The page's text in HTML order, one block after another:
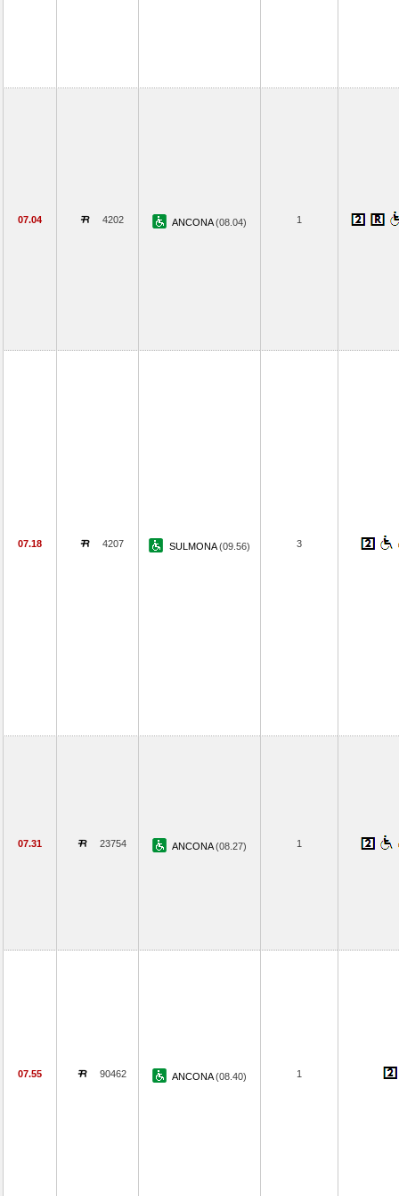
07.04 4202 ANCONA(08.04) 1
07.18 4207 SULMONA(09.56) 3
07.31 23754 ANCONA(08.27) 1
07.55 90462 ANCONA(08.40) 1